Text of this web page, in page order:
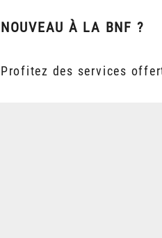
NOUVEAU À LA BNF ?
Profitez des services